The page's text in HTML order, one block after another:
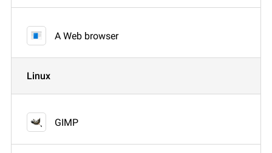
A Web browser
Linux
GIMP